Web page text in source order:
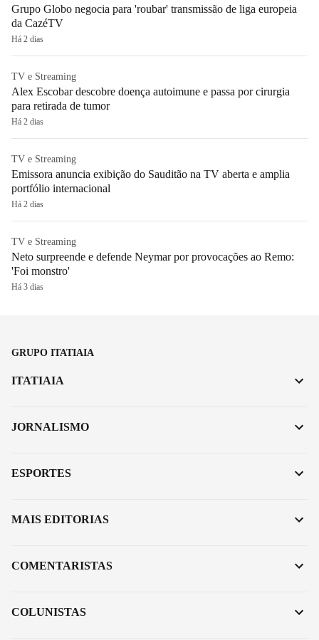
Grupo Globo negocia para 'roubar' transmissão de liga europeia
da CazéTV
Há 2 dias
TV e Streaming
Alex Escobar descobre doença autoimune e passa por cirurgia
para retirada de tumor
Há 2 dias
TV e Streaming
Emissora anuncia exibição do Sauditão na TV aberta e amplia
portfólio internacional
Há 2 dias
TV e Streaming
Neto surpreende e defende Neymar por provocações ao Remo:
'Foi monstro'
Há 3 dias
GRUPO ITATIAIA
ITATIAIA
JORNALISMO
ESPORTES
MAIS EDITORIAS
COMENTARISTAS
COLUNISTAS